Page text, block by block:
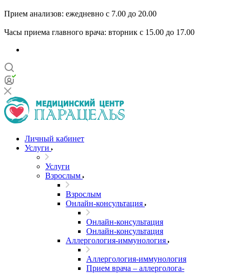
Прием анализов: ежедневно с 7.00 до 20.00
Часы приема главного врача: вторник с 15.00 до 17.00
Личный кабинет
Услуги
Услуги
Взрослым
Взрослым
Онлайн-консультация
Онлайн-консультация
Онлайн-консультация
Аллергология-иммунология
Аллергология-иммунология
Прием врача – аллерголога-